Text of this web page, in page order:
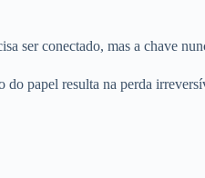
ser conectado, mas a chave
do papel resulta na perda